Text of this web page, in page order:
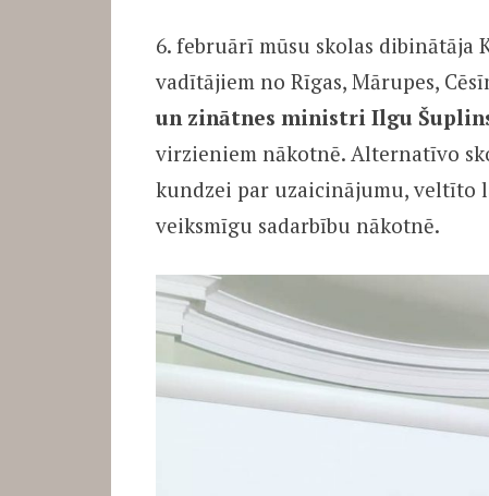
6. februārī mūsu skolas
vadītājiem no Rīgas, Mārupes,
un zinātnes ministri Ilgu
virzieniem nākotnē. Alternatīvo
kundzei par uzaicinājumu, veltīto
veiksmīgu sadarbību nākotnē.